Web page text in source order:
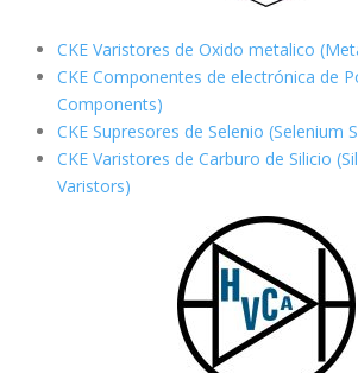
CKE Varistores de Oxido metalico
CKE Componentes de electrónica de
Components)
CKE Supresores de Selenio (Selenium
CKE Varistores de Carburo de Silicio
Varistors)